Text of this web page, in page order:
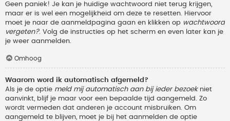
Geen paniek! Je kan je huidige wachtwoord niet terug krijgen,
maar er is wel een mogelijkheid om deze te resetten. Hiervoor
moet je naar de aanmeldpagina gaan en klikken op wachtwoord
vergeten?. Volg de instructies op het scherm en even later kan je
je weer aanmelden.
Omhoog
Waarom word ik automatisch afgemeld?
Als je de optie meld mij automatisch aan bij ieder bezoekniet
aanvinkt, blijf je maar voor een bepaalde tijd aangemeld. Zo
wordt vermeden dat anderen je account misbruiken. Om
aangemeld te blijven, moet je bij het aanmelden de optie